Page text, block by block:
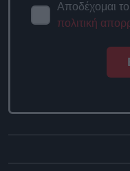
Αποδέχομαι
πολιτική